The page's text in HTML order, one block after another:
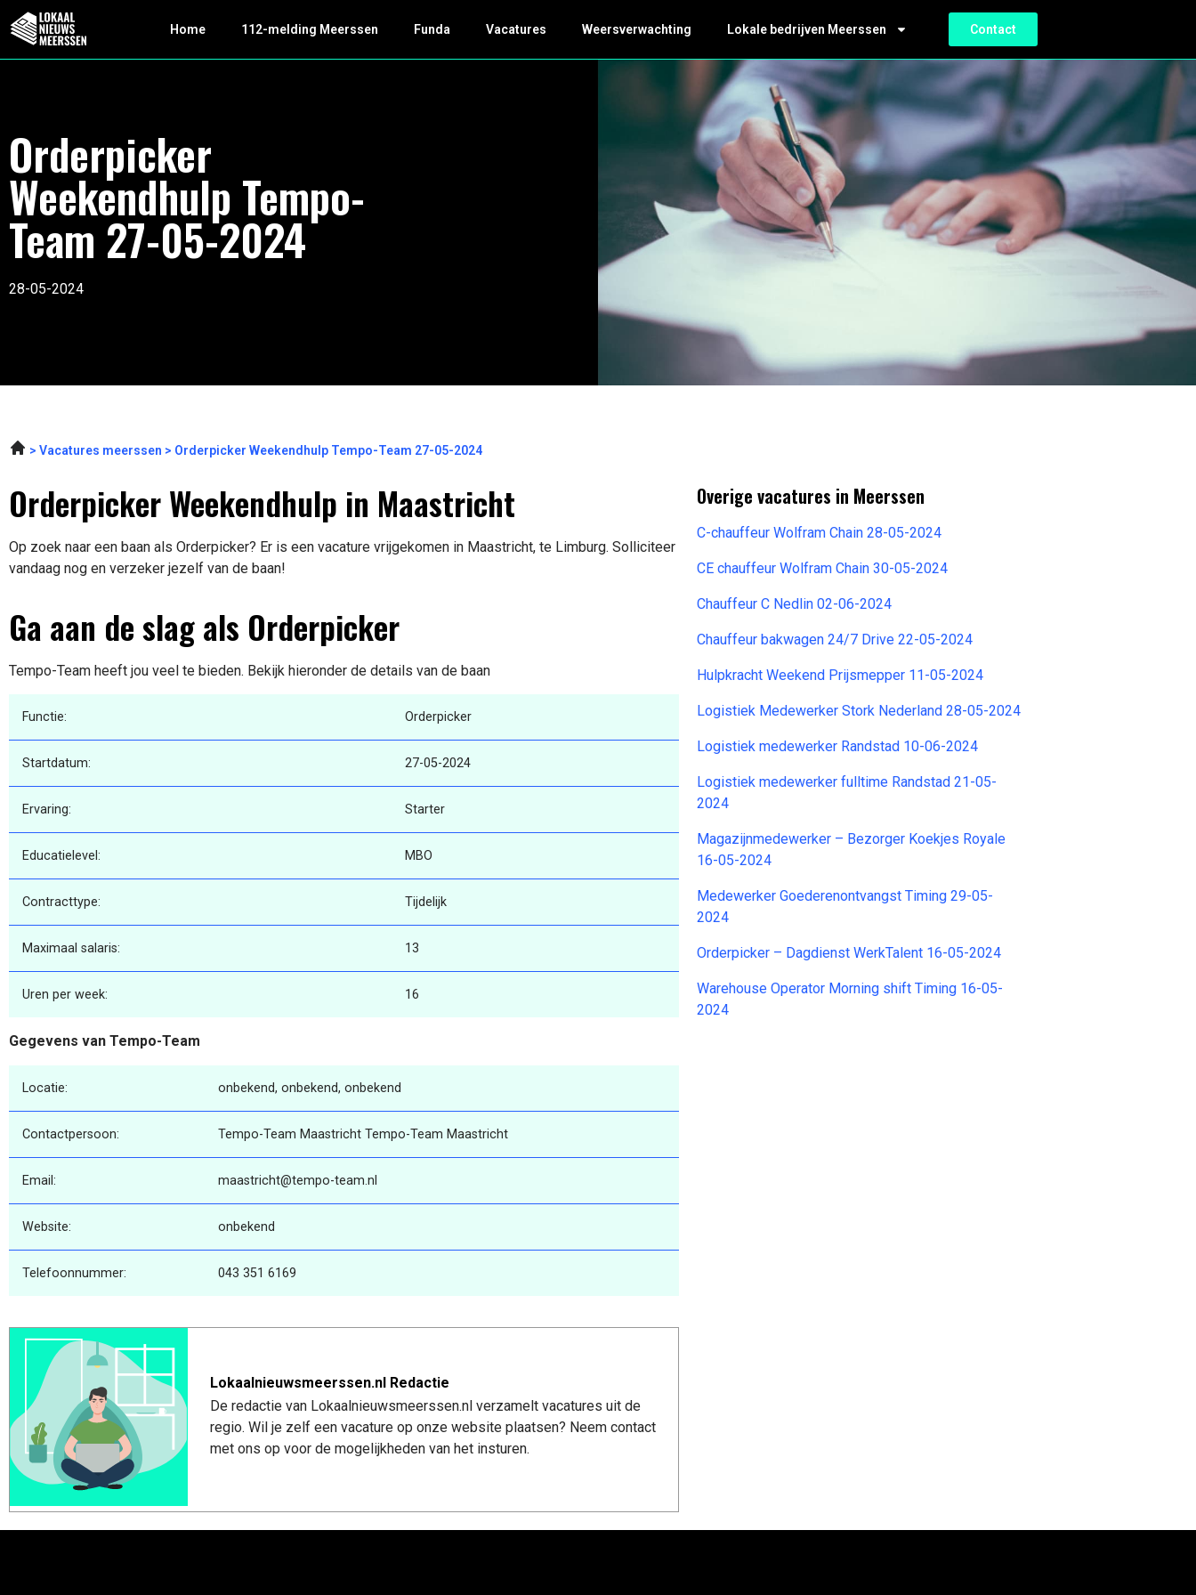
Home 112-melding Meerssen Funda Vacatures Weersverwachting Lokale bedrijven Meerssen Contact
Orderpicker
Weekendhulp Tempo-
Team 27-05-2024
28-05-2024
Vacatures meerssen Orderpicker Weekendhulp Tempo-Team 27-05-2024
Orderpicker Weekendhulp in Maastricht
Op zoek naar een baan als Orderpicker? Er is een vacature vrijgekomen in Maastricht, te Limburg. Solliciteer
vandaag nog en verzeker jezelf van de baan!
Ga aan de slag als Orderpicker
Tempo-Team heeft jou veel te bieden. Bekijk hieronder de details van de baan
Functie: Orderpicker
Startdatum: 27-05-2024
Ervaring: Starter
Educatielevel: MBO
Contracttype: Tijdelijk
Maximaal salaris: 13
Uren per week: 16
Gegevens van Tempo-Team
Locatie: onbekend, onbekend, onbekend
Contactpersoon: Tempo-Team Maastricht Tempo-Team Maastricht
Email: maastricht@tempo-team.nl
Website: onbekend
Telefoonnummer: 043 351 6169
Lokaalnieuwsmeerssen.nl Redactie
De redactie van Lokaalnieuwsmeerssen.nl verzamelt vacatures uit de
regio. Wil je zelf een vacature op onze website plaatsen? Neem contact
met ons op voor de mogelijkheden van het insturen.
Overige vacatures in Meerssen
C-chauffeur Wolfram Chain 28-05-2024
CE chauffeur Wolfram Chain 30-05-2024
Chauffeur C Nedlin 02-06-2024
Chauffeur bakwagen 24/7 Drive 22-05-2024
Hulpkracht Weekend Prijsmepper 11-05-2024
Logistiek Medewerker Stork Nederland 28-05-2024
Logistiek medewerker Randstad 10-06-2024
Logistiek medewerker fulltime Randstad 21-05-
2024
Magazijnmedewerker – Bezorger Koekjes Royale
16-05-2024
Medewerker Goederenontvangst Timing 29-05-
2024
Orderpicker – Dagdienst WerkTalent 16-05-2024
Warehouse Operator Morning shift Timing 16-05-
2024